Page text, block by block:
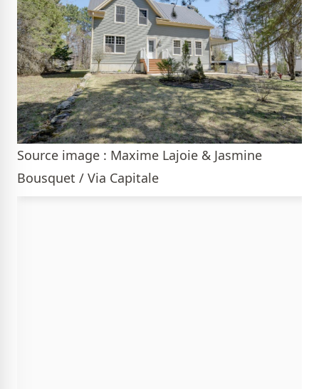
Source image : Maxime Lajoie & Jasmine
Bousquet / Via Capitale